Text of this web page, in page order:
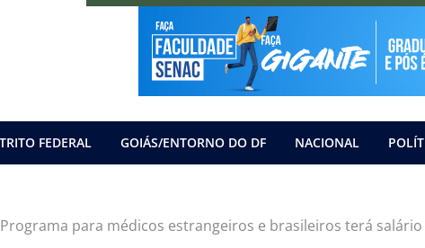
FEDERAL GOIÁS/ENTORNO DO DF NACIONAL
Programa para médicos estrangeiros e brasileiros terá salário